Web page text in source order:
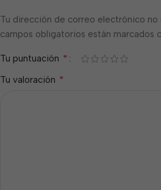
Tu dirección de correo electrónico no
campos obligatorios están marcados
Tu puntuación *
Tu valoración *